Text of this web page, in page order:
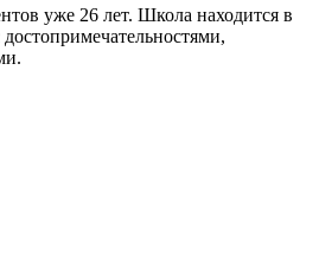
уже 26 лет. Школа находится в